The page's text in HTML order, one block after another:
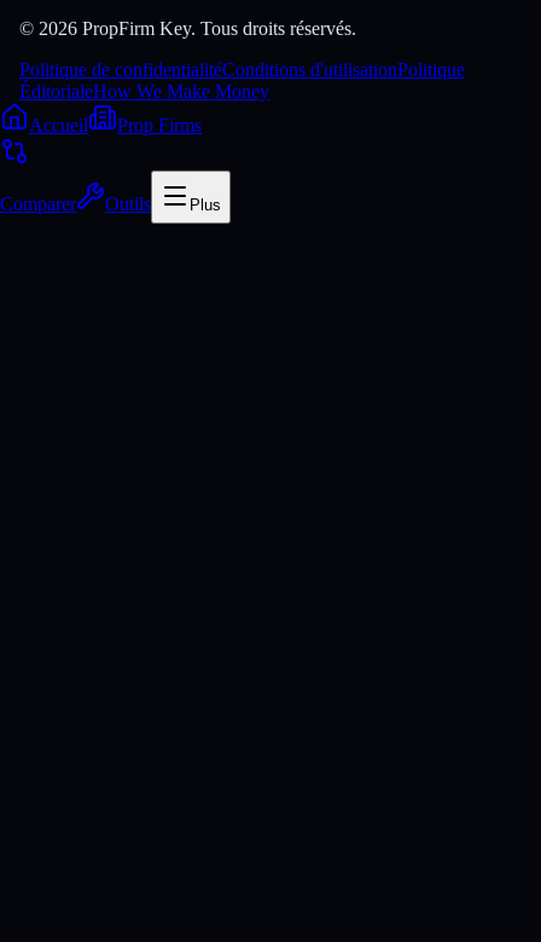
© 2026 PropFirm Key. Tous droits réservés.
Politique de confidentialitéConditions d'utilisationPolitique
ÉditorialeHow We Make Money
Accueil
Prop Firms
Comparer Outils Plus